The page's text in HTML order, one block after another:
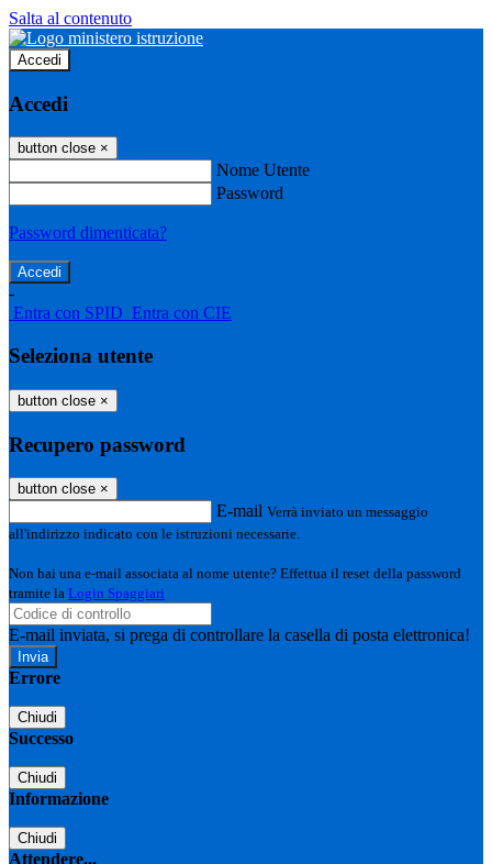
Salta al contenuto
Accedi
Accedi
button close ×
Nome Utente
Password
Password dimenticata?
-
Entra con SPID Entra con CIE
Seleziona utente
button close ×
Recupero password
button close ×
E-mail Verrà inviato un messaggio
all'indirizzo indicato con le istruzioni necessarie.
Non hai una e-mail associata al nome utente? Effettua il reset della password
tramite la Login Spaggiari
E-mail inviata, si prega di controllare la casella di posta elettronica!
Errore
Chiudi
Successo
Chiudi
Informazione
Chiudi
Attendere...